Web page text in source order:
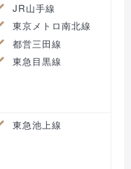
JR山手線
東京メトロ南北線
都営三田線
東急目黒線
東急池上線